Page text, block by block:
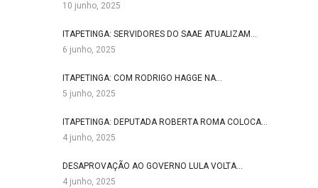
10 junho, 2025
ITAPETINGA: SERVIDORES DO SAAE ATUALIZAM…
6 junho, 2025
ITAPETINGA: COM RODRIGO HAGGE NA…
5 junho, 2025
ITAPETINGA: DEPUTADA ROBERTA ROMA COLOCA…
4 junho, 2025
DESAPROVAÇÃO AO GOVERNO LULA VOLTA…
4 junho, 2025